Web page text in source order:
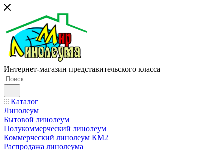
Интернет-магазин представительского класса
Каталог
Линолеум
Бытовой линолеум
Полукоммерческий линолеум
Коммерческий линолеум КМ2
Распродажа линолеума